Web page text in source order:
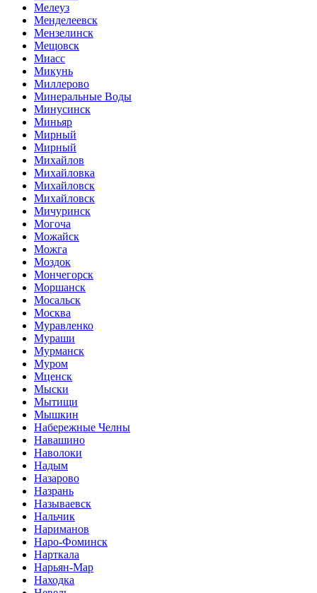
Мелеуз
Менделеевск
Мензелинск
Мещовск
Миасс
Микунь
Миллерово
Минеральные Воды
Минусинск
Миньяр
Мирный
Мирный
Михайлов
Михайловка
Михайловск
Михайловск
Мичуринск
Могоча
Можайск
Можга
Моздок
Мончегорск
Моршанск
Мосальск
Москва
Муравленко
Мураши
Мурманск
Муром
Мценск
Мыски
Мытищи
Мышкин
Набережные Челны
Навашино
Наволоки
Надым
Назарово
Назрань
Называевск
Нальчик
Нариманов
Наро-Фоминск
Нарткала
Нарьян-Мар
Находка